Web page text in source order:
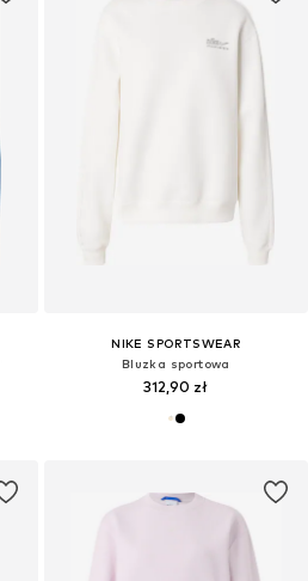
NIKE SPORTSWEAR
Bluzka sportowa
312,90 zł